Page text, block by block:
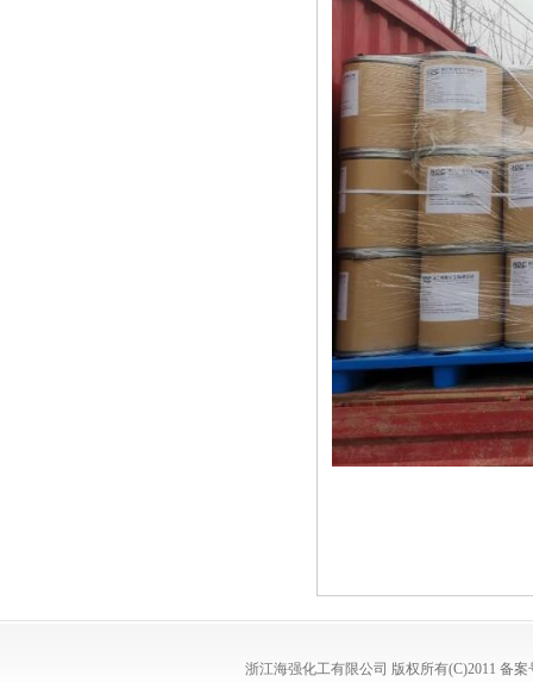
浙江海强化工有限公司 版权所有(C)2011 备案